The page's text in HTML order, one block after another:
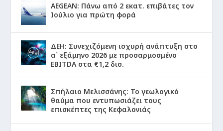
AEGEAN: Πάνω από 2 εκατ. επιβάτες τον
Ιούλιο για πρώτη φορά
ΔΕΗ: Συνεχιζόμενη ισχυρή ανάπτυξη στο
α΄ εξάμηνο 2026 με προσαρμοσμένο
EBITDA στα €1,2 δισ.
Σπήλαιο Μελισσάνης: Το γεωλογικό
θαύμα που εντυπωσιάζει τους
επισκέπτες της Κεφαλονιάς